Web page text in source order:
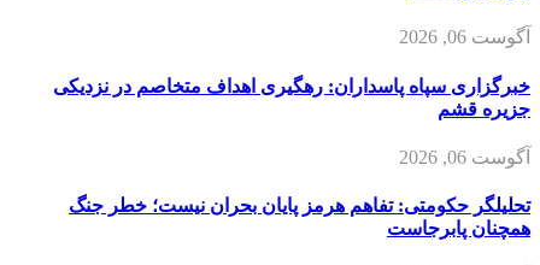
آگوست 06, 2026
خبرگزاری سپاه پاسداران: رهگیری اهداف متخاصم در نزدیکی
جزیره قشم
آگوست 06, 2026
تحلیلگر حکومتی: تفاهم هرمز پایان بحران نیست؛ خطر جنگ
همچنان پابرجاست